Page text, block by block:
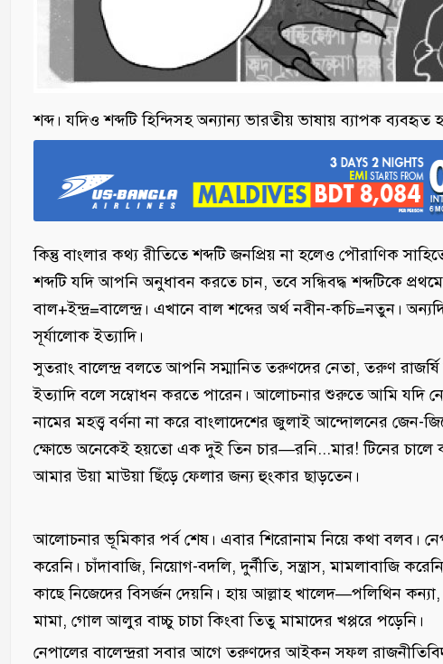
শব্দ। যদিও শব্দটি হিন্দিসহ অন্যান্য ভারতীয় ভাষায় ব্যাপক ব্যবহৃত
কিন্তু বাংলার কথ্য রীতিতে শব্দটি জনপ্রিয় না হলেও পৌরাণিক
শব্দটি যদি আপনি অনুধাবন করতে চান, তবে সন্ধিবদ্ধ শব্দটিকে
বাল+ইন্দ্র=বালেন্দ্র। এখানে বাল শব্দের অর্থ নবীন-কচি=নতুন।
সূর্যালোক ইত্যাদি।
সুতরাং বালেন্দ্র বলতে আপনি সম্মানিত তরুণদের নেতা, তরুণ
ইত্যাদি বলে সম্বোধন করতে পারেন। আলোচনার শুরুতে আমি যদি
নামের মহত্ত্ব বর্ণনা না করে বাংলাদেশের জুলাই আন্দোলনের জেন-
ক্ষোভে অনেকেই হয়তো এক দুই তিন চার—রনি...মার! টিনের
আমার উয়া মাউয়া ছিঁড়ে ফেলার জন্য হুংকার ছাড়তেন।
আলোচনার ভূমিকার পর্ব শেষ। এবার শিরোনাম নিয়ে কথা বলব।
করেনি। চাঁদাবাজি, নিয়োগ-বদলি, দুর্নীতি, সন্ত্রাস, মামলাবাজি
কাছে নিজেদের বিসর্জন দেয়নি। হায় আল্লাহ খালেদ—পলিথিন
মামা, গোল আলুর বাচ্চু চাচা কিংবা তিতু মামাদের খপ্পরে পড়েনি।
নেপালের বালেন্দ্ররা সবার আগে তরুণদের আইকন সফল রাজনীতিবিদ